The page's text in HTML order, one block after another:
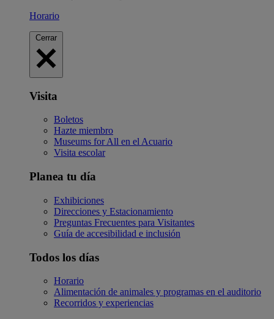
Horario
Cerrar
Visita
Boletos
Hazte miembro
Museums for All en el Acuario
Visita escolar
Planea tu día
Exhibiciones
Direcciones y Estacionamiento
Preguntas Frecuentes para Visitantes
Guía de accesibilidad e inclusión
Todos los días
Horario
Alimentación de animales y programas en el auditorio
Recorridos y experiencias